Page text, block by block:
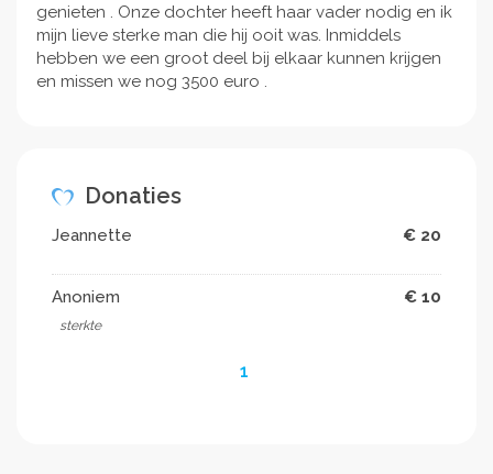
genieten . Onze dochter heeft haar vader nodig en ik
mijn lieve sterke man die hij ooit was. Inmiddels
hebben we een groot deel bij elkaar kunnen krijgen
en missen we nog 3500 euro .
Donaties
Jeannette € 20
Anoniem € 10
sterkte
1